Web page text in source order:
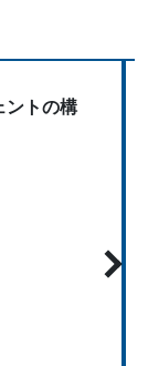
ントの構